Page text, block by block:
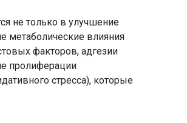
не только в улучшение
метаболические влияния
факторов, адгезии
пролиферации
стресса), которые